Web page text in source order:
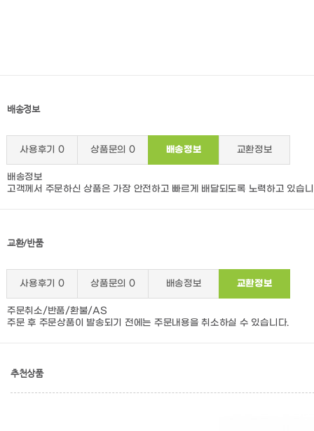
배송정보
사용후기 0 상품문의 0 배송정보 교환정보
배송정보
고객께서 주문하신 상품은 가장 안전하고 빠르게 배달되도록 노력하고 있습
교환/반품
사용후기 0 상품문의 0 배송정보 교환정보
주문취소/반품/환불/AS
주문 후 주문상품이 발송되기 전에는 주문내용을 취소하실 수 있습니다.
추천상품